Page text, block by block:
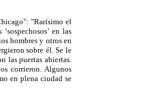
"Rarísimo el
en las
hombres y otros en
sobre él. Se le
las puertas abiertas.
corrieron. Algunos
en plena ciudad se